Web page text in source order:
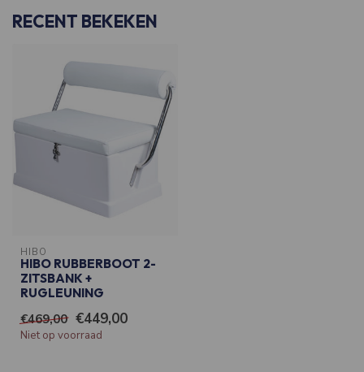
RECENT BEKEKEN
HIBO
HIBO RUBBERBOOT 2-
ZITSBANK +
RUGLEUNING
€469,00 €449,00
Niet op voorraad